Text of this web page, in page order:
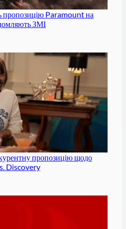
пропозицію Paramount на
ЗМІ
пропозицію щодо
Discovery